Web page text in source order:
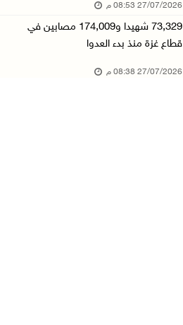
27/07/2026 08:53 م
73,329 شهيدا و174,009 مصابين في
قطاع غزة منذ بدء العدوا
27/07/2026 08:38 م